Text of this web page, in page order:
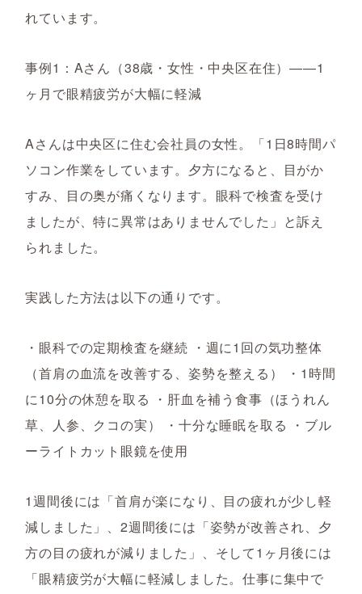
れています。
事例1：Aさん（38歳・女性・中央区在住）――1
ヶ月で眼精疲労が大幅に軽減
Aさんは中央区に住む会社員の女性。「1日8時間パ
ソコン作業をしています。夕方になると、目がか
すみ、目の奥が痛くなります。眼科で検査を受け
ましたが、特に異常はありませんでした」と訴え
られました。
実践した方法は以下の通りです。
・眼科での定期検査を継続 ・週に1回の気功整体
（首肩の血流を改善する、姿勢を整える） ・1時間
に10分の休憩を取る ・肝血を補う食事（ほうれん
草、人参、クコの実） ・十分な睡眠を取る ・ブル
ーライトカット眼鏡を使用
1週間後には「首肩が楽になり、目の疲れが少し軽
減しました」、2週間後には「姿勢が改善され、夕
方の目の疲れが減りました」、そして1ヶ月後には
「眼精疲労が大幅に軽減しました。仕事に集中で